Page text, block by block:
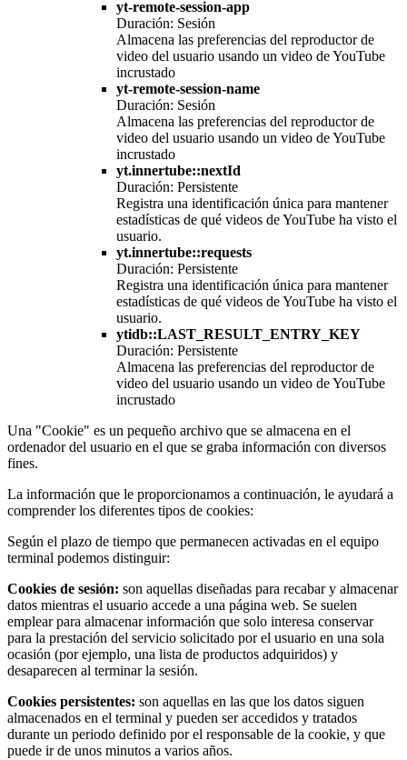
yt-remote-session-app
Duración: Sesión
Almacena las preferencias del reproductor de
video del usuario usando un video de YouTube
incrustado
yt-remote-session-name
Duración: Sesión
Almacena las preferencias del reproductor de
video del usuario usando un video de YouTube
incrustado
yt.innertube::nextId
Duración: Persistente
Registra una identificación única para mantener
estadísticas de qué videos de YouTube ha visto el
usuario.
yt.innertube::requests
Duración: Persistente
Registra una identificación única para mantener
estadísticas de qué videos de YouTube ha visto el
usuario.
ytidb::LAST_RESULT_ENTRY_KEY
Duración: Persistente
Almacena las preferencias del reproductor de
video del usuario usando un video de YouTube
incrustado
Una "Cookie" es un pequeño archivo que se almacena en el
ordenador del usuario en el que se graba información con diversos
fines.
La información que le proporcionamos a continuación, le ayudará a
comprender los diferentes tipos de cookies:
Según el plazo de tiempo que permanecen activadas en el equipo
terminal podemos distinguir:
Cookies de sesión: son aquellas diseñadas para recabar y almacenar
datos mientras el usuario accede a una página web. Se suelen
emplear para almacenar información que solo interesa conservar
para la prestación del servicio solicitado por el usuario en una sola
ocasión (por ejemplo, una lista de productos adquiridos) y
desaparecen al terminar la sesión.
Cookies persistentes: son aquellas en las que los datos siguen
almacenados en el terminal y pueden ser accedidos y tratados
durante un periodo definido por el responsable de la cookie, y que
puede ir de unos minutos a varios años.